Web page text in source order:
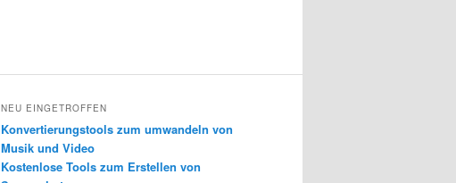
NEU EINGETROFFEN
Konvertierungstools zum umwandeln von
Musik und Video
Kostenlose Tools zum Erstellen von